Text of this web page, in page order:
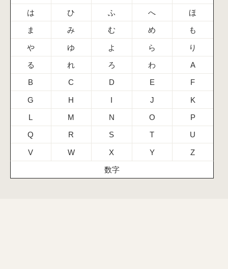
は ひ ふ へ ほ
ま み む め も
や ゆ よ ら り
る れ ろ わ A
B C D E F
G H I J K
L M N O P
Q R S T U
V W X Y Z
数字